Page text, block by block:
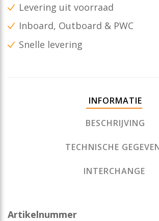
Levering uit voorraad
Inboard, Outboard & PWC
Snelle levering
INFORMATIE
BESCHRIJVING
TECHNISCHE
INTERCHANGE
Artikelnummer